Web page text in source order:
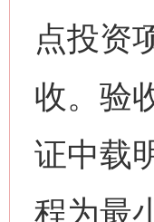
点投资
收。验
证中载
程为最